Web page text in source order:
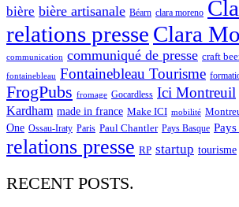
bière bière artisanale Béarn clara moreno
relations presse Clara
communication communiqué de presse craft
fontainebleau Fontainebleau Tourisme
FrogPubs fromage Gocardless Ici Montreuil
Kardham made in france Make ICI mobilité
One Ossau-Iraty Paris Paul Chantler Pays Basque
relations presse RP startup tourisme
RECENT POSTS.